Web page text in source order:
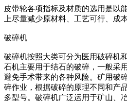
皮带轮各项指标及材质的选用是以
上尽量减少原材料、工艺可行、成
破碎机
破碎机按照大类可分为医用破碎机
石机主要用于结石的破碎，一般采
避免手术带来的各种风险。矿用破
碎作业，根据破碎的原理不同和产
多型号。破碎机广泛运用于矿山、